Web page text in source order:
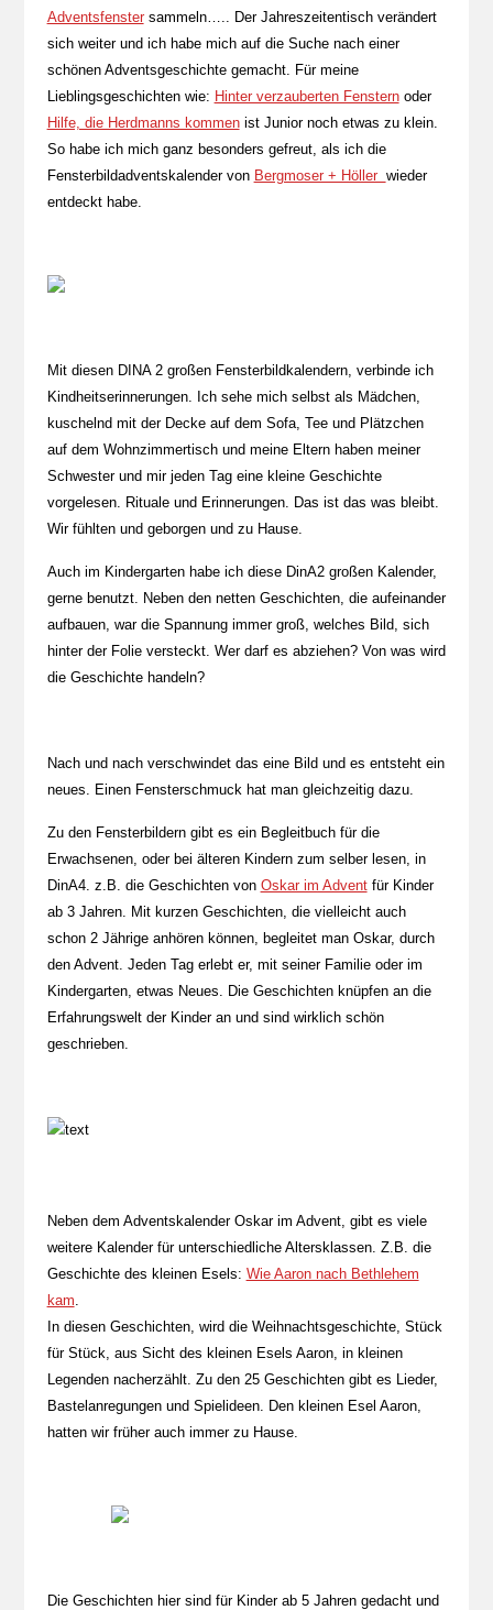
Adventsfenstersammeln….. Der Jahreszeitentisch verändert
sich weiter und ich habe mich auf die Suche nach einer
schönen Adventsgeschichte gemacht. Für meine
Lieblingsgeschichten wie: Hinter verzauberten Fensternoder
Hilfe, die Herdmanns kommenist Junior noch etwas zu klein.
So habe ich mich ganz besonders gefreut, als ich die
Fensterbildadventskalender von Bergmoser + Höller wieder
entdeckt habe.
Mit diesen DINA 2 großen Fensterbildkalendern, verbinde ich
Kindheitserinnerungen. Ich sehe mich selbst als Mädchen,
kuschelnd mit der Decke auf dem Sofa, Tee und Plätzchen
auf dem Wohnzimmertisch und meine Eltern haben meiner
Schwester und mir jeden Tag eine kleine Geschichte
vorgelesen. Rituale und Erinnerungen. Das ist das was bleibt.
Wir fühlten und geborgen und zu Hause.
Auch im Kindergarten habe ich diese DinA2 großen Kalender,
gerne benutzt. Neben den netten Geschichten, die aufeinander
aufbauen, war die Spannung immer groß, welches Bild, sich
hinter der Folie versteckt. Wer darf es abziehen? Von was wird
die Geschichte handeln?
Nach und nach verschwindet das eine Bild und es entsteht ein
neues. Einen Fensterschmuck hat man gleichzeitig dazu.
Zu den Fensterbildern gibt es ein Begleitbuch für die
Erwachsenen, oder bei älteren Kindern zum selber lesen, in
DinA4. z.B. die Geschichten von Oskar im Adventfür Kinder
ab 3 Jahren. Mit kurzen Geschichten, die vielleicht auch
schon 2 Jährige anhören können, begleitet man Oskar, durch
den Advent. Jeden Tag erlebt er, mit seiner Familie oder im
Kindergarten, etwas Neues. Die Geschichten knüpfen an die
Erfahrungswelt der Kinder an und sind wirklich schön
geschrieben.
Neben dem Adventskalender Oskar im Advent, gibt es viele
weitere Kalender für unterschiedliche Altersklassen. Z.B. die
Geschichte des kleinen Esels: Wie Aaron nach Bethlehem
kam.
In diesen Geschichten, wird die Weihnachtsgeschichte, Stück
für Stück, aus Sicht des kleinen Esels Aaron, in kleinen
Legenden nacherzählt. Zu den 25 Geschichten gibt es Lieder,
Bastelanregungen und Spielideen. Den kleinen Esel Aaron,
hatten wir früher auch immer zu Hause.
Die Geschichten hier sind für Kinder ab 5 Jahren gedacht und